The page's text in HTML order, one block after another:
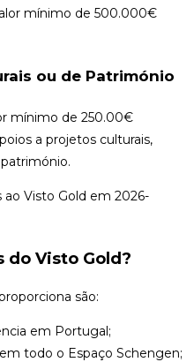
mínimo de 500.000€
ou de Património
mínimo de 250.00€
a projetos culturais,
ao Visto Gold em 2026-
do Visto Gold?
são:
em Portugal;
todo o Espaço Schengen;